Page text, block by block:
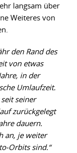
langsam über
Weiteres von
den Rand des
von etwas
in der
Umlaufzeit.
seiner
zurückgelegt
dauern.
an, je weiter
Orbits sind.“